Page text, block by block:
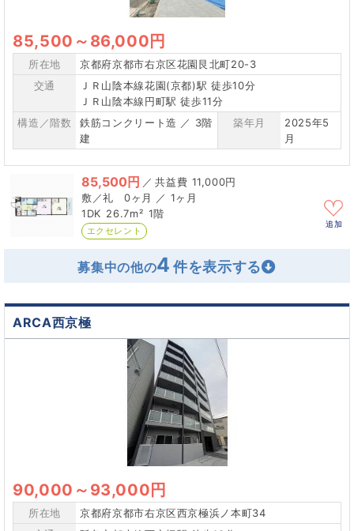
85,500 ～ 86,000円
所在地
京都府京都市右京区花園艮北町20-3
交通
ＪＲ山陰本線花園(京都)駅 徒歩10分
ＪＲ山陰本線円町駅 徒歩11分
構造／階数
鉄筋コンクリート造 ／ 3階
建
築年月
2025年5
月
85,500円 ／
11,000円
0ヶ月 ／ 1ヶ月
1DK 26.7m² 1階
エクセレント
追加
募集中の他の4
ARCA西京極
90,000 ～ 93,000円
所在地
京都府京都市右京区西京極浜ノ本町34